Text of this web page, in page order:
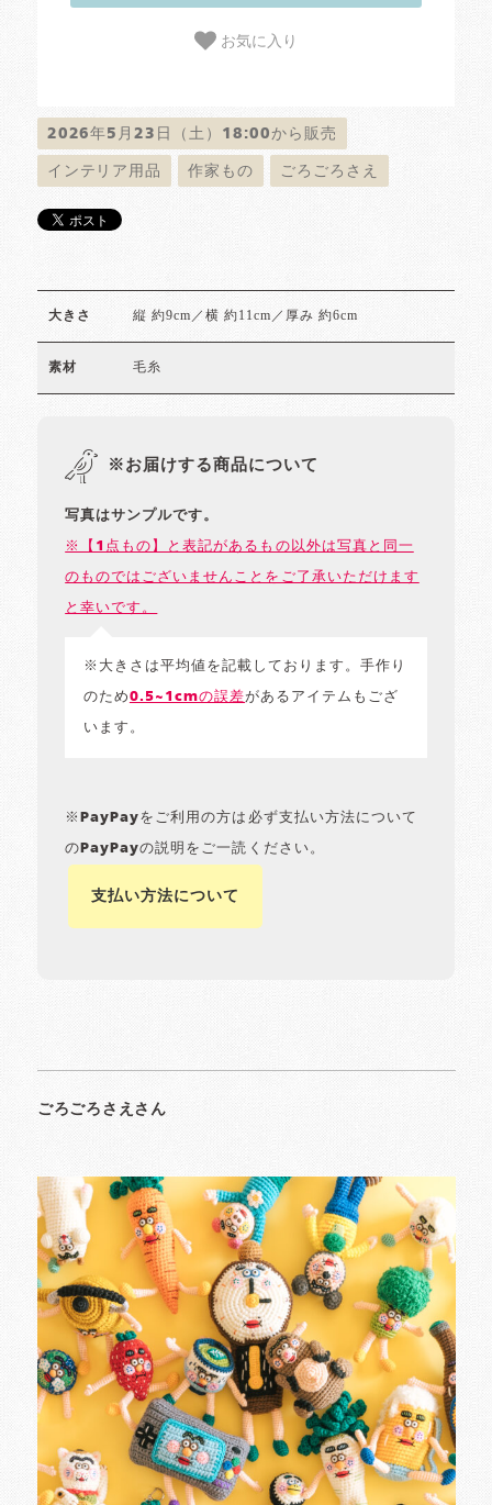
お気に入り
2026年5月23日（土）18:00から販売
インテリア用品 作家もの ごろごろさえ
大きさ 縦 約9cm／横 約11cm／厚み 約6cm
素材 毛糸
※お届けする商品について
写真はサンプルです。
※【1点もの】と表記があるもの以外は写真と同一
のものではございませんことをご了承いただけます
と幸いです。
※大きさは平均値を記載しております。手作り
のため0.5~1cmの誤差があるアイテムもござ
います。
※PayPayをご利用の方は必ず支払い方法について
のPayPayの説明をご一読ください。
支払い方法について